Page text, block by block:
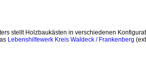
stellt Holzbaukästen in verschiedenen
Lebenshilfewerk Kreis Waldeck / Frankenberg